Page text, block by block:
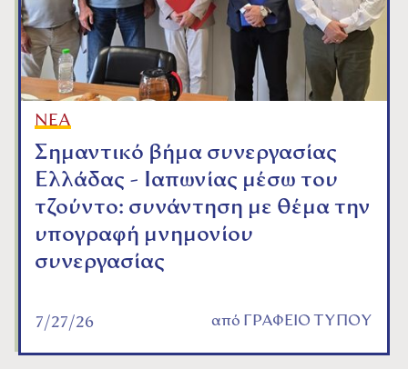
ΝΕΑ
Σημαντικό βήμα συνεργασίας
Ελλάδας - Ιαπωνίας μέσω του
τζούντο: συνάντηση με θέμα την
υπογραφή μνημονίου
συνεργασίας
7/27/26 από ΓΡΑΦΕΙΟ ΤΥΠΟΥ